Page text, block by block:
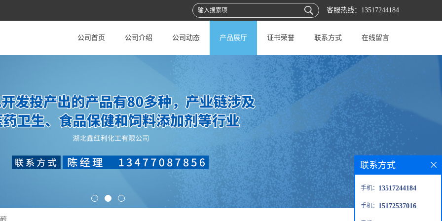
客服热线： 13517244184
公司首页 公司介绍 公司动态 产品展厅 证书荣誉 联系方式 在线留言
联系方式
手机： 13517244184
手机： 15172537016